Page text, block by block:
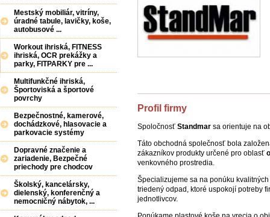
Profil firmy
Spoločnosť Standmar sa orientuje na
Táto obchodná společnosť bola
zákazníkov produkty určené pro oblasť
venkovného prostredia.
Špecializujeme sa na ponúku
triedený odpad, ktoré uspokojí potreby
jednotlivcov.
Mestský mobiliár, vitríny,
úradné tabule, lavičky, koše,
autobusové ...
Workout ihriská, FITNESS
ihriská, OCR prekážky a
parky, FITPARKY pre ...
Multifunkčné ihriská,
Športoviská a športové
povrchy
Bezpečnostné, kamerové,
dochádzkové, hlasovacie a
parkovacie systémy
Dopravné značenie a
zariadenie, Bezpečné
priechody pre chodcov
Školský, kancelársky,
dielenský, konferenčný a
nemocničný nábytok, ...